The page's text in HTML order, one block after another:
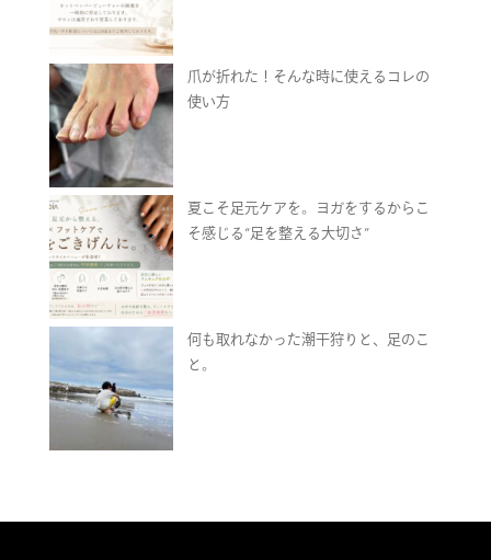
爪が折れた！そんな時に使えるコレの
使い方
夏こそ足元ケアを。ヨガをするからこ
そ感じる“足を整える大切さ”
何も取れなかった潮干狩りと、足のこ
と。